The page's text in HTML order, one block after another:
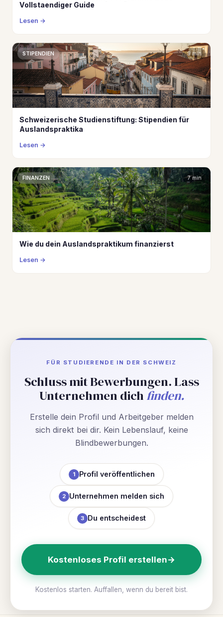
Vollstaendiger Guide
Lesen
STIPENDIEN 9 min
Schweizerische Studienstiftung: Stipendien für
Auslandspraktika
Lesen
FINANZEN 7 min
Wie du dein Auslandspraktikum finanzierst
Lesen
FÜR STUDIERENDE IN DER SCHWEIZ
Schluss mit Bewerbungen. Lass
Unternehmen dich finden.
Erstelle dein Profil und Arbeitgeber melden
sich direkt bei dir. Kein Lebenslauf, keine
Blindbewerbungen.
1 Profil veröffentlichen
2 Unternehmen melden sich
3 Du entscheidest
Kostenloses Profil erstellen→
Kostenlos starten. Auffallen, wenn du bereit bist.